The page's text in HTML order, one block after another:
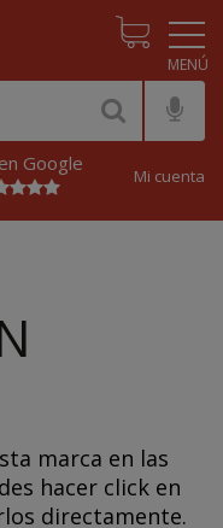
Google
Mi cuenta
marca en las
hacer click en
directamente.